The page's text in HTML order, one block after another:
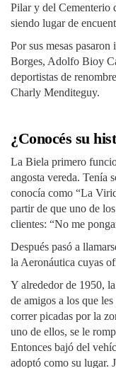
Pilar y del Cementerio
siendo lugar de
Por sus mesas
Borges, Adolfo Bioy
deportistas de
Charly Menditeguy.
¿Conocés su
La Biela primero
angosta vereda. Tenía
conocía como “La
partir de que uno de
clientes: “No me
Después pasó a
la Aeronáutica cuyas
Y alrededor de 1950,
de amigos a los que
correr picadas por la
uno de ellos, se le
Entonces bajó del
adoptó como su lugar.